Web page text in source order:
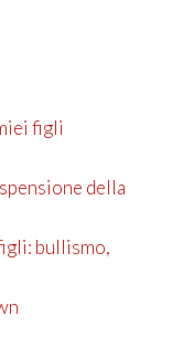
figli
della
bullismo,